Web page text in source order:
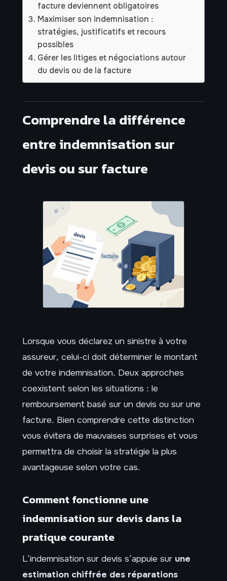
facture deviennent obligatoires
Maximiser son indemnisation :
stratégies, justificatifs et recours
possibles
Gérer les litiges et négociations autour
du devis ou de la facture
Comprendre la différence
entre indemnisation sur
devis ou sur facture
Lorsque vous déclarez un sinistre à votre
assureur, celui-ci doit déterminer le montant
de votre indemnisation. Deux approches
coexistent selon les situations : le
remboursement basé sur un devis ou sur une
facture. Bien comprendre cette distinction
vous évitera de mauvaises surprises et vous
permettra de choisir la stratégie la plus
avantageuse selon votre cas.
Comment fonctionne une
indemnisation sur devis dans la
pratique courante
L’indemnisation sur devis s’appuie sur une
estimation chiffrée des réparations